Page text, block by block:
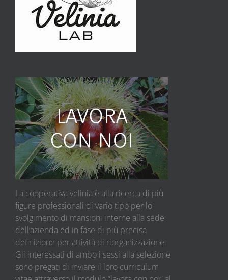
La cooperativa velinia è alla ricerca di più
figure professionali di vario tipo per lo
svolgimento di mansioni interne alla sede
dell’azienda ed in fase di più precisa
definizione per attività di riorganizzazione.
Gli interessati di ambo i sessi alla selezione
sono pregati di inviare il loro curriculum